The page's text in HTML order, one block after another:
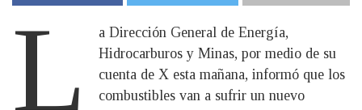
L
a Dirección General de Energía,
Hidrocarburos y Minas, por medio de su
cuenta de X esta mañana, informó que los
combustibles van a sufrir un nuevo